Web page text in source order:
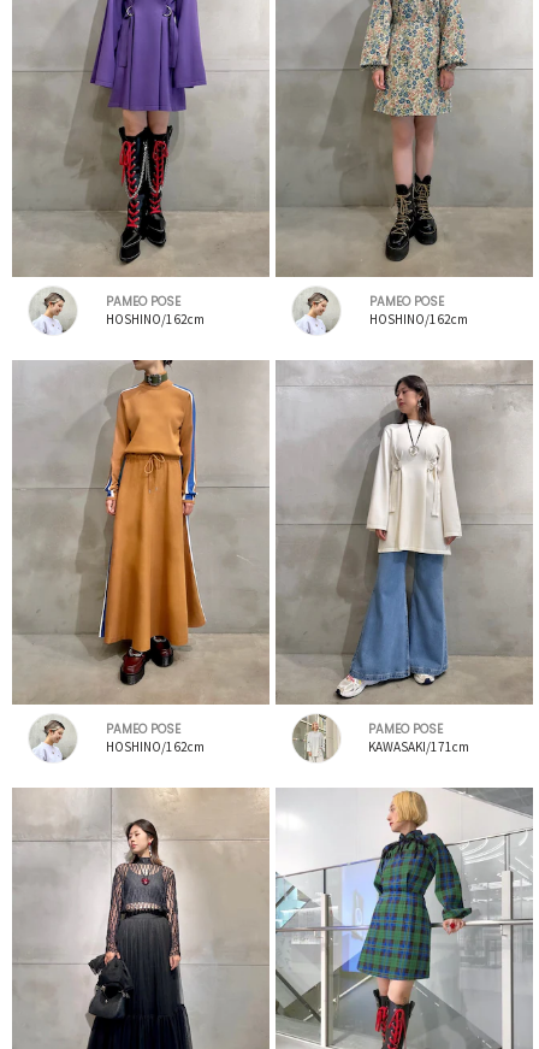
PAMEO POSE
HOSHINO/162cm
PAMEO POSE
HOSHINO/162cm
PAMEO POSE
HOSHINO/162cm
PAMEO POSE
KAWASAKI/171cm